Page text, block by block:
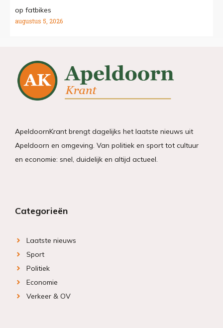
op fatbikes
augustus 5, 2026
ApeldoornKrant brengt dagelijks het laatste nieuws uit
Apeldoorn en omgeving. Van politiek en sport tot cultuur
en economie: snel, duidelijk en altijd actueel.
Categorieën
Laatste nieuws
Sport
Politiek
Economie
Verkeer & OV